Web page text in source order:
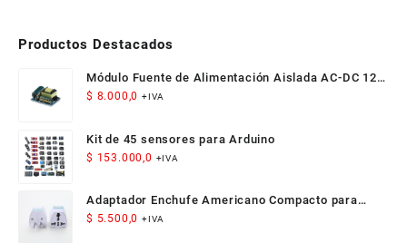
Productos Destacados
Módulo Fuente de Alimentación Aislada AC-DC 12V
300mA 3.5W
$ 8.000,0 +IVA
Kit de 45 sensores para Arduino
$ 153.000,0 +IVA
Adaptador Enchufe Americano Compacto para
Viaje
$ 5.500,0 +IVA